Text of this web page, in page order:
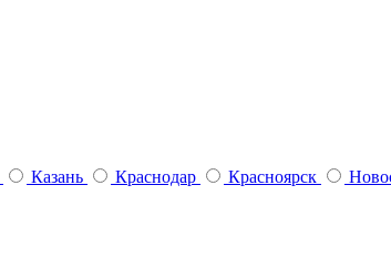
Казань Краснодар Красноярск